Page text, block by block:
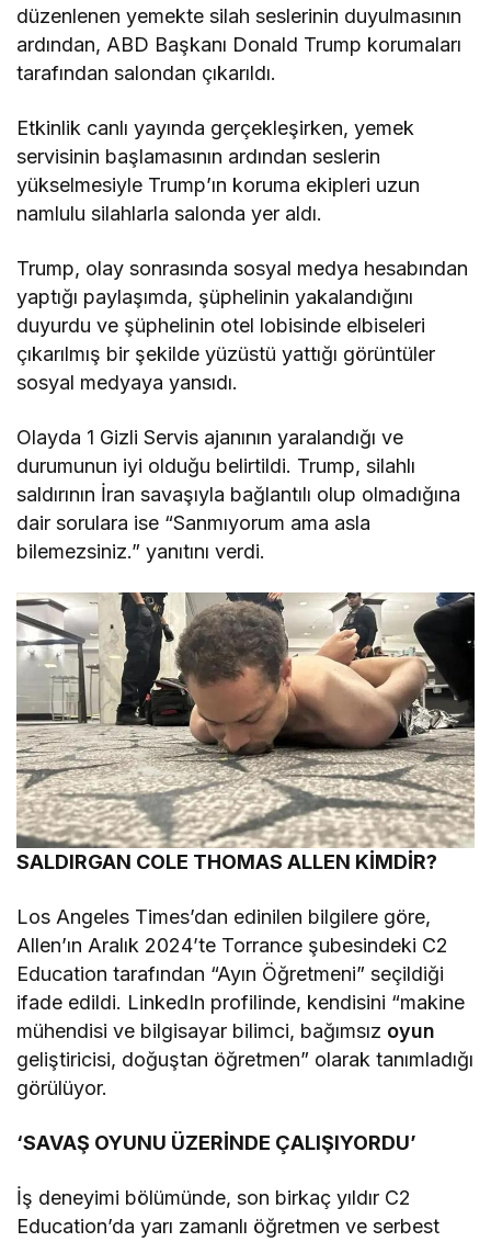
düzenlenen yemekte silah seslerinin duyulmasının
ardından, ABD Başkanı Donald Trump korumaları
tarafından salondan çıkarıldı.
Etkinlik canlı yayında gerçekleşirken, yemek
servisinin başlamasının ardından seslerin
yükselmesiyle Trump’ın koruma ekipleri uzun
namlulu silahlarla salonda yer aldı.
Trump, olay sonrasında sosyal medya hesabından
yaptığı paylaşımda, şüphelinin yakalandığını
duyurdu ve şüphelinin otel lobisinde elbiseleri
çıkarılmış bir şekilde yüzüstü yattığı görüntüler
sosyal medyaya yansıdı.
Olayda 1 Gizli Servis ajanının yaralandığı ve
durumunun iyi olduğu belirtildi. Trump, silahlı
saldırının İran savaşıyla bağlantılı olup olmadığına
dair sorulara ise “Sanmıyorum ama asla
bilemezsiniz.” yanıtını verdi.
SALDIRGAN COLE THOMAS ALLEN KİMDİR?
Los Angeles Times’dan edinilen bilgilere göre,
Allen’ın Aralık 2024’te Torrance şubesindeki C2
Education tarafından “Ayın Öğretmeni” seçildiği
ifade edildi. LinkedIn profilinde, kendisini “makine
mühendisi ve bilgisayar bilimci, bağımsız oyun
geliştiricisi, doğuştan öğretmen” olarak tanımladığı
görülüyor.
‘SAVAŞ OYUNU ÜZERİNDE ÇALIŞIYORDU’
İş deneyimi bölümünde, son birkaç yıldır C2
Education’da yarı zamanlı öğretmen ve serbest